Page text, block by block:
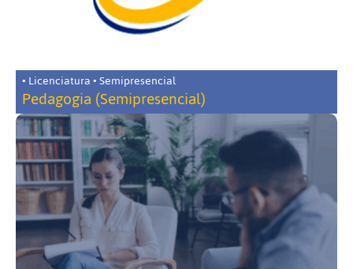
• Licenciatura • Semipresencial
Pedagogia (Semipresencial)